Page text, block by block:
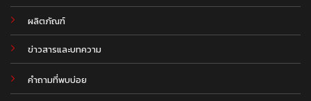
ผลิตภัณฑ์
ข่าวสารและบทความ
.
คำถามที่พบบ่อย